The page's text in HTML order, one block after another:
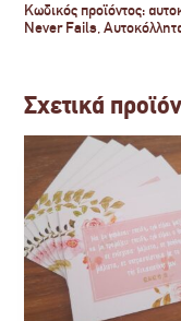
Κωδικός προϊόντος:
Never Fails,
Σχετικά